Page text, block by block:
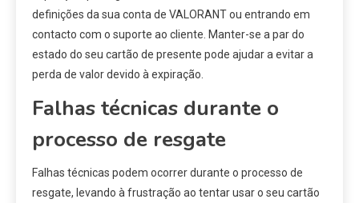
definições da sua conta de VALORANT ou entrando em
contacto com o suporte ao cliente. Manter-se a par do
estado do seu cartão de presente pode ajudar a evitar a
perda de valor devido à expiração.
Falhas técnicas durante o
processo de resgate
Falhas técnicas podem ocorrer durante o processo de
resgate, levando à frustração ao tentar usar o seu cartão